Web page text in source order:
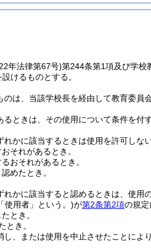
年法律第67号)第244条第1項及び学校
けるものとする。
は、当該学校長を経由して教育委員
ときは、その使用について条件を付
れかに該当するときは使用を許可しない
それがあるとき。
おそれがあるとき。
めたとき。
れかに該当すると認めるときは、使用
使用者」という。)が第2条第2項の規定
とき。
とき。
、または使用を中止させたことによ